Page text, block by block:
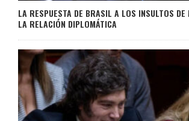
LA RESPUESTA DE BRASIL A LOS INSULTOS DE
LA RELACIÓN DIPLOMÁTICA